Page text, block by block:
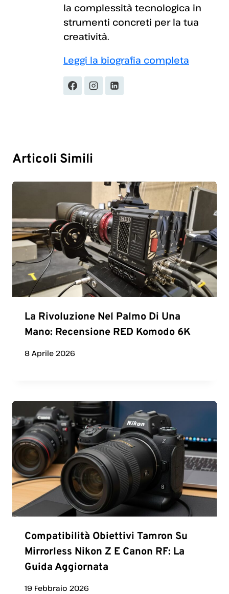
la complessità tecnologica in
strumenti concreti per la tua
creatività.
Leggi la biografia completa
Articoli Simili
La Rivoluzione Nel Palmo Di Una
Mano: Recensione RED Komodo 6K
8 Aprile 2026
Compatibilità Obiettivi Tamron Su
Mirrorless Nikon Z E Canon RF: La
Guida Aggiornata
19 Febbraio 2026